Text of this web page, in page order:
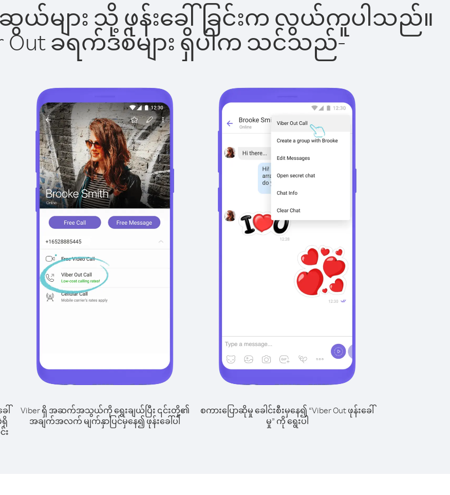
းဆွယ်များ သို့ ဖုန်းခေါ်ခြင်းက လွယ်ကူပါသည်။
ခရက်ဒစ်များ ရှိပါက သင်သည်-
ါ်
း
Viber ရှိ အဆက်အသွယ်ကို ရွေးချယ်ပြီး ၎င်းတို့၏
အချက်အလက် မျက်နှာပြင်မှနေ၍ ဖုန်းခေါ်ပါ
စကားပြောဆိုမှု ခေါင်းစီးမှနေ၍ “Viber Out ဖုန်းခေါ်
မှု” ကို ရွေးပါ